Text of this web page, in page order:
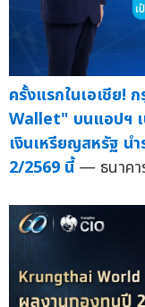
ครั้งแรกในเอเชีย!
Wallet" บนแอปฯ
เงินเหรียญสหรัฐ น
2/2569 นี้ — ธนาคา